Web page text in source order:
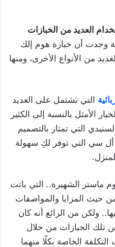
العديد من الخبازات
وجدت أن خبازة هوم إلك
من الأنواع الأخرى، ومنها
التي تشتمل على العديد
الأمثل بالنسبة إلى الكثير
التي تمتاز بالتصميم
أل سي التي توفر لكِ سهولة
ماستر الشهيرة.. التي باتت
حيث المزايا والمواصفات
ولكن من الرائع أنه كان
الخبازات من خلال
الخاصة بكلًا منهما